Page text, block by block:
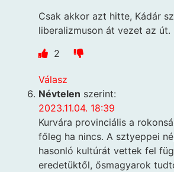
Csak akkor azt hitte, Kádár
liberalizmuson át vezet az út.
2
Válasz
Névtelen szerint:
2023.11.04. 18:39
Kurvára provinciális a
főleg ha nincs. A sztyeppei
hasonló kultúrát vettek fel
eredetüktől, ősmagyarok